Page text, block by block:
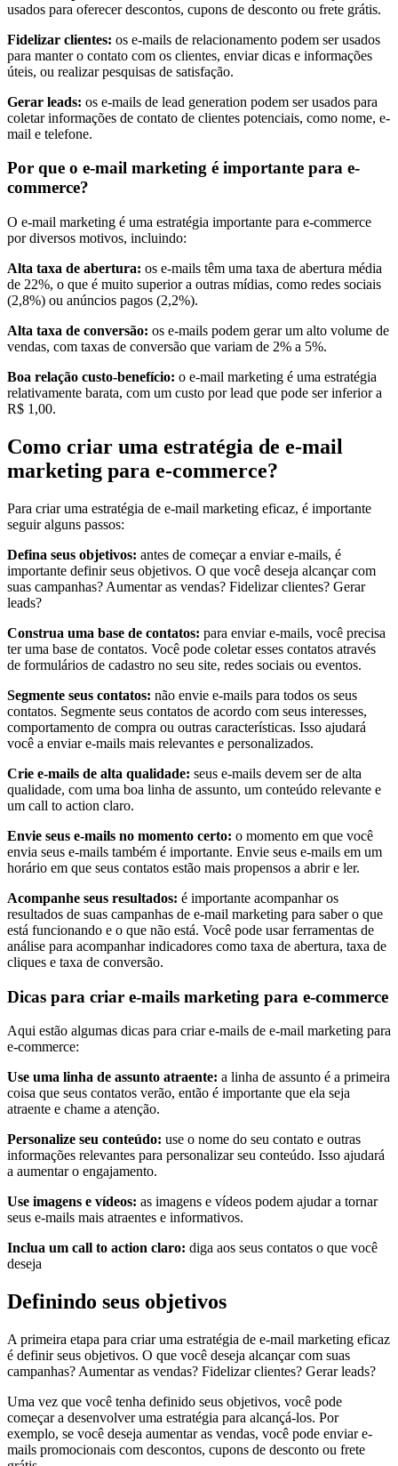
usados para oferecer descontos, cupons de desconto ou frete grátis.
Fidelizar clientes: os e-mails de relacionamento podem ser usados
para manter o contato com os clientes, enviar dicas e informações
úteis, ou realizar pesquisas de satisfação.
Gerar leads: os e-mails de lead generation podem ser usados para
coletar informações de contato de clientes potenciais, como nome, e-
mail e telefone.
Por que o e-mail marketing é importante para e-
commerce?
O e-mail marketing é uma estratégia importante para e-commerce
por diversos motivos, incluindo:
Alta taxa de abertura: os e-mails têm uma taxa de abertura média
de 22%, o que é muito superior a outras mídias, como redes sociais
(2,8%) ou anúncios pagos (2,2%).
Alta taxa de conversão: os e-mails podem gerar um alto volume de
vendas, com taxas de conversão que variam de 2% a 5%.
Boa relação custo-benefício: o e-mail marketing é uma estratégia
relativamente barata, com um custo por lead que pode ser inferior a
R$ 1,00.
Como criar uma estratégia de e-mail
marketing para e-commerce?
Para criar uma estratégia de e-mail marketing eficaz, é importante
seguir alguns passos:
Defina seus objetivos: antes de começar a enviar e-mails, é
importante definir seus objetivos. O que você deseja alcançar com
suas campanhas? Aumentar as vendas? Fidelizar clientes? Gerar
leads?
Construa uma base de contatos: para enviar e-mails, você precisa
ter uma base de contatos. Você pode coletar esses contatos através
de formulários de cadastro no seu site, redes sociais ou eventos.
Segmente seus contatos: não envie e-mails para todos os seus
contatos. Segmente seus contatos de acordo com seus interesses,
comportamento de compra ou outras características. Isso ajudará
você a enviar e-mails mais relevantes e personalizados.
Crie e-mails de alta qualidade: seus e-mails devem ser de alta
qualidade, com uma boa linha de assunto, um conteúdo relevante e
um call to action claro.
Envie seus e-mails no momento certo: o momento em que você
envia seus e-mails também é importante. Envie seus e-mails em um
horário em que seus contatos estão mais propensos a abrir e ler.
Acompanhe seus resultados: é importante acompanhar os
resultados de suas campanhas de e-mail marketing para saber o que
está funcionando e o que não está. Você pode usar ferramentas de
análise para acompanhar indicadores como taxa de abertura, taxa de
cliques e taxa de conversão.
Dicas para criar e-mails marketing para e-commerce
Aqui estão algumas dicas para criar e-mails de e-mail marketing para
e-commerce:
Use uma linha de assunto atraente: a linha de assunto é a primeira
coisa que seus contatos verão, então é importante que ela seja
atraente e chame a atenção.
Personalize seu conteúdo: use o nome do seu contato e outras
informações relevantes para personalizar seu conteúdo. Isso ajudará
a aumentar o engajamento.
Use imagens e vídeos: as imagens e vídeos podem ajudar a tornar
seus e-mails mais atraentes e informativos.
Inclua um call to action claro: diga aos seus contatos o que você
deseja
Definindo seus objetivos
A primeira etapa para criar uma estratégia de e-mail marketing eficaz
é definir seus objetivos. O que você deseja alcançar com suas
campanhas? Aumentar as vendas? Fidelizar clientes? Gerar leads?
Uma vez que você tenha definido seus objetivos, você pode
começar a desenvolver uma estratégia para alcançá-los. Por
exemplo, se você deseja aumentar as vendas, você pode enviar e-
mails promocionais com descontos, cupons de desconto ou frete